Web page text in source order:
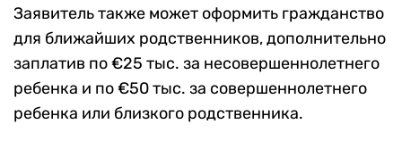
Заявитель также может оформить гражданство
для ближайших родственников, дополнительно
заплатив по €25 тыс. за несовершеннолетнего
ребенка и по €50 тыс. за совершеннолетнего
ребенка или близкого родственника.